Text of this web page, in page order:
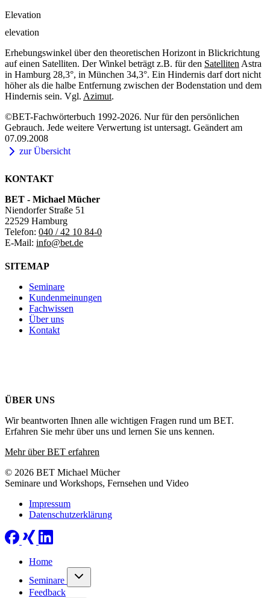
Elevation
elevation
Erhebungswinkel über den theoretischen Horizont in Blickrichtung
auf einen Satelliten. Der Winkel beträgt z.B. für den Satelliten Astra
in Hamburg 28,3°, in München 34,3°. Ein Hindernis darf dort nicht
höher als die halbe Entfernung zwischen der Bodenstation und dem
Hindernis sein. Vgl. Azimut.
©BET-Fachwörterbuch 1992-2026. Nur für den persönlichen
Gebrauch. Jede weitere Verwertung ist untersagt. Geändert am
07.09.2008
zur Übersicht
KONTAKT
BET - Michael Mücher
Niendorfer Straße 51
22529 Hamburg
Telefon: 040 / 42 10 84-0
E-Mail: info@bet.de
SITEMAP
Seminare
Kundenmeinungen
Fachwissen
Über uns
Kontakt
ÜBER UNS
Wir beantworten Ihnen alle wichtigen Fragen rund um BET.
Erfahren Sie mehr über uns und lernen Sie uns kennen.
Mehr über BET erfahren
© 2026 BET Michael Mücher
Seminare und Workshops, Fernsehen und Video
Impressum
Datenschutzerklärung
Home
Seminare
Feedback